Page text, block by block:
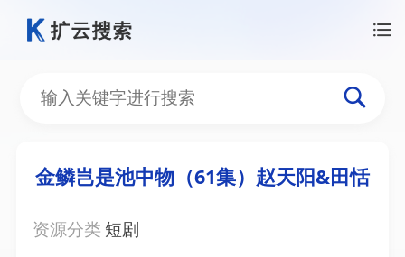
金鳞岂是池中物（61集）赵天阳&田恬
资源分类 短剧